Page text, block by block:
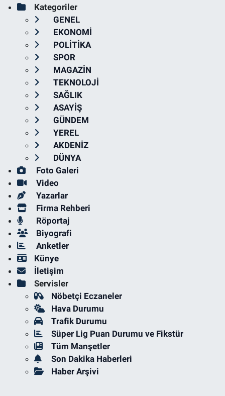
Kategoriler
GENEL
EKONOMİ
POLİTİKA
SPOR
MAGAZİN
TEKNOLOJİ
SAĞLIK
ASAYİŞ
GÜNDEM
YEREL
AKDENİZ
DÜNYA
Foto Galeri
Video
Yazarlar
Firma Rehberi
Röportaj
Biyografi
Anketler
Künye
İletişim
Servisler
Nöbetçi Eczaneler
Hava Durumu
Trafik Durumu
Süper Lig Puan Durumu ve Fikstür
Tüm Manşetler
Son Dakika Haberleri
Haber Arşivi